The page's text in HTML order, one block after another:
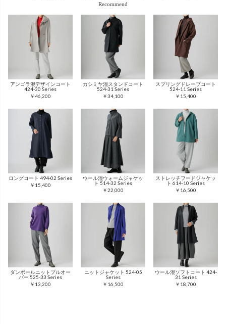
Recommend
アンゴラ混デザインコート
424-30 Series
￥46,200
カシミヤ混スタンドコート
524-31 Series
￥34,100
スプリングドレープコート
524-11 Series
￥15,400
ロングコート 494-02 Series
￥15,400
ウール混ウォームジャケッ
ト 514-32 Series
￥22,000
ストレッチフードジャケッ
ト 614-10 Series
￥16,500
ダンボールニットプルオー
バー 525-33 Series
￥13,200
ニットジャケット 524-05
Series
￥16,500
ウール混ソフトコート 424-
31 Series
￥18,700